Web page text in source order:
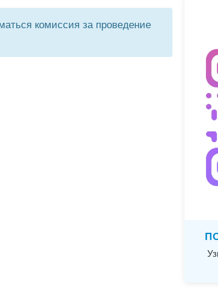
комиссия за проведение